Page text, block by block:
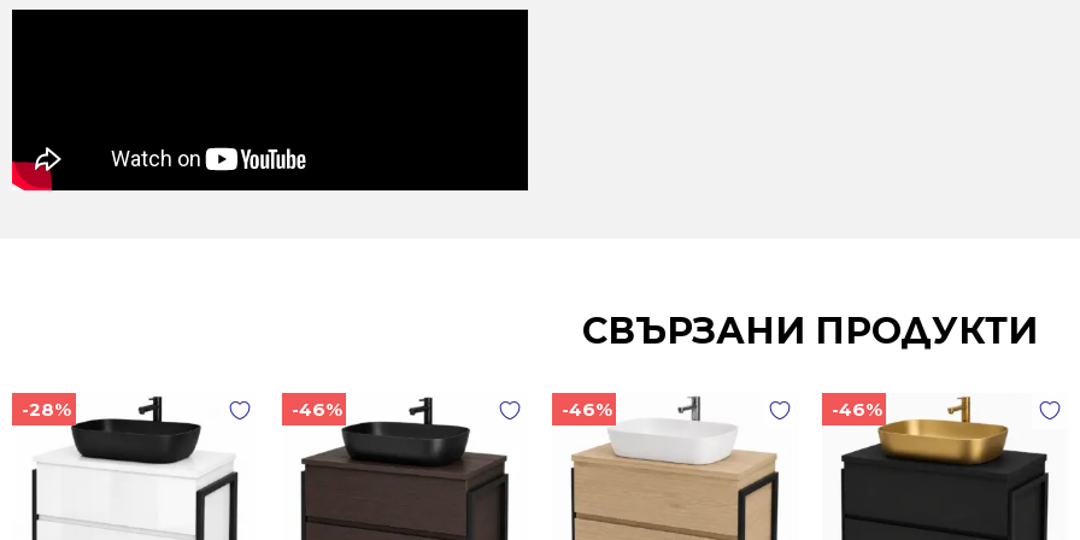
СВЪРЗАНИ ПРОДУКТИ
-28% -46% -46% -46%